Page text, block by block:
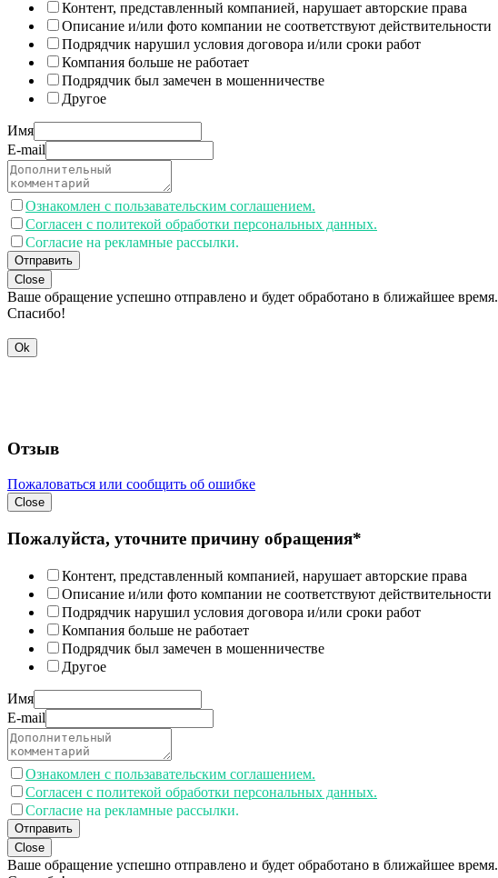
Контент, представленный компанией, нарушает авторские права
Описание и/или фото компании не соответствуют действительности
Подрядчик нарушил условия договора и/или сроки работ
Компания больше не работает
Подрядчик был замечен в мошенничестве
Другое
Имя
E-mail
Ознакомлен с пользавательским соглашением.
Согласен с политекой обработки персональных данных.
Согласие на рекламные рассылки.
Отправить
Close
Ваше обращение успешно отправлено и будет обработано в ближайшее время.
Спасибо!
Ok
Отзыв
Пожаловаться или сообщить об ошибке
Close
Пожалуйста, уточните причину обращения*
Контент, представленный компанией, нарушает авторские права
Описание и/или фото компании не соответствуют действительности
Подрядчик нарушил условия договора и/или сроки работ
Компания больше не работает
Подрядчик был замечен в мошенничестве
Другое
Имя
E-mail
Ознакомлен с пользавательским соглашением.
Согласен с политекой обработки персональных данных.
Согласие на рекламные рассылки.
Отправить
Close
Ваше обращение успешно отправлено и будет обработано в ближайшее время.